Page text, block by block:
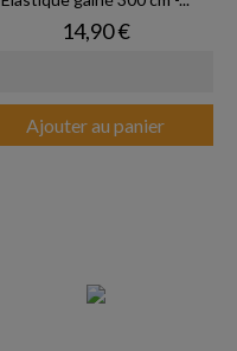
Prix
14,90 €
Ajouter au panier